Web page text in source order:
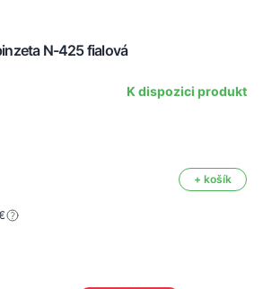
N-425 fialová
K dispozici produkt
+ košík